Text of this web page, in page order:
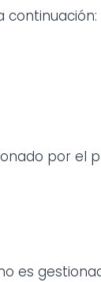
continuación:
por el
es